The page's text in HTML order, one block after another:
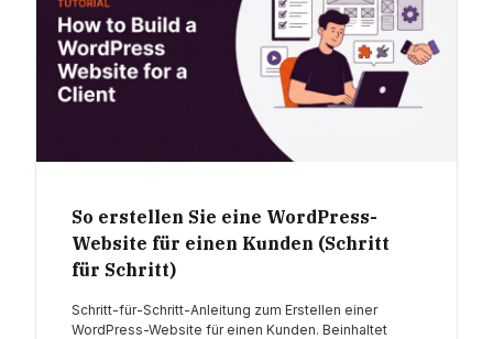
So erstellen Sie eine WordPress-
Website für einen Kunden (Schritt
für Schritt)
Schritt-für-Schritt-Anleitung zum Erstellen einer
WordPress-Website für einen Kunden. Beinhaltet